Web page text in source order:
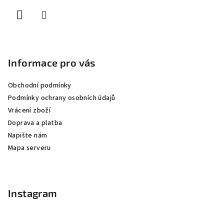
Informace pro vás
Obchodní podmínky
Podmínky ochrany osobních údajů
Vrácení zboží
Doprava a platba
Napište nám
Mapa serveru
Instagram